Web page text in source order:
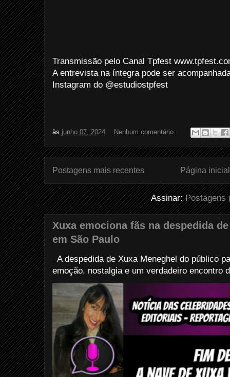
Transmissão pelo Canal Tpfest
A entrevista na íntegra pode ser
Instagram do @estudiostpfest
às junho 07, 2024 Nenhum comentário:
Postagens mais recentes Página inicial
Assinar:Postagens
Xuxa emociona fãs na despedida
em São Paulo
A despedida de Xuxa Meneghel do público
emoção, nostalgia e um verdadeiro encontro